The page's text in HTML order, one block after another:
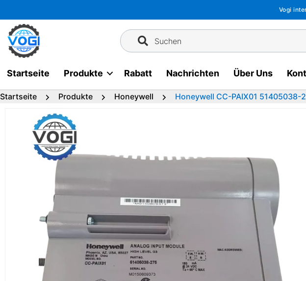
Inhalt
springen
Vogi
Suchen
Startseite Produkte Rabatt Nachrichten Über Uns
Startseite Produkte Honeywell Honeywell CC-PAIX01 51405038-